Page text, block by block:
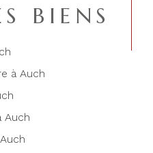
BIENS
à Auch
Auch